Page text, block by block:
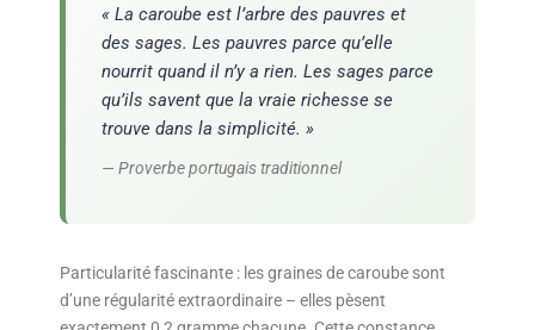
« La caroube est l’arbre des pauvres et
des sages. Les pauvres parce qu’elle
nourrit quand il n’y a rien. Les sages parce
qu’ils savent que la vraie richesse se
trouve dans la simplicité. »
— Proverbe portugais traditionnel
Particularité fascinante : les graines de caroube sont
d’une régularité extraordinaire – elles pèsent